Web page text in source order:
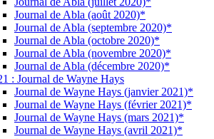
Journal de Abla (août 2020)*
Journal de Abla (septembre 2020)*
Journal de Abla (octobre 2020)*
Journal de Abla (novembre 2020)*
Journal de Abla (décembre 2020)*
: Journal de Wayne Hays
Journal de Wayne Hays (janvier 2021)*
Journal de Wayne Hays (février 2021)*
Journal de Wayne Hays (mars 2021)*
Journal de Wayne Hays (avril 2021)*